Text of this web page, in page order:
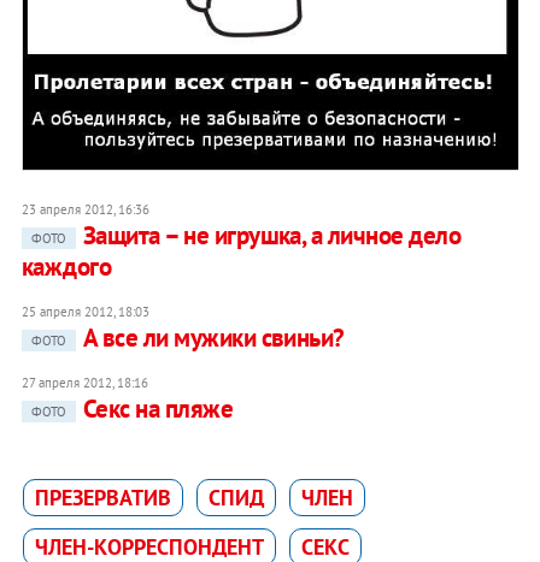
23 апреля 2012, 16:36
ФОТО
Защита – не игрушка, а личное дело
каждого
25 апреля 2012, 18:03
ФОТО
А все ли мужики свиньи?
27 апреля 2012, 18:16
ФОТО
Секс на пляже
ПРЕЗЕРВАТИВ СПИД
ЧЛЕН
ЧЛЕН-КОРРЕСПОНДЕНТ
СЕКС